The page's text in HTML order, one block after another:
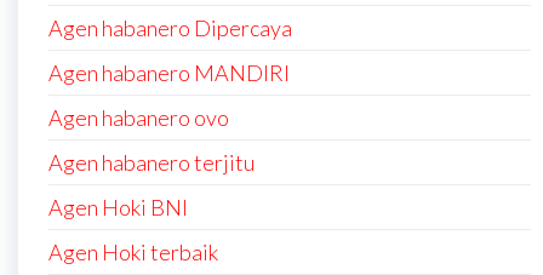
Agen habanero Dipercaya
Agen habanero MANDIRI
Agen habanero ovo
Agen habanero terjitu
Agen Hoki BNI
Agen Hoki terbaik